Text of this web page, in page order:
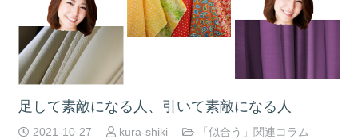
足して素敵になる人、引いて素敵になる人
2021-10-27 kura-shiki 「似合う」関連コラム